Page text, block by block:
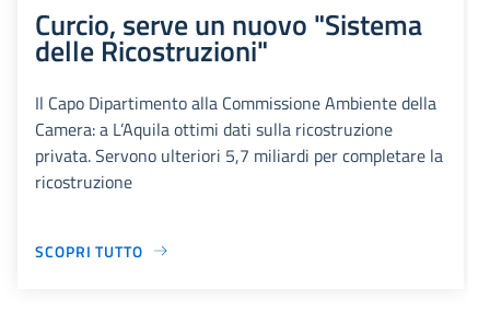
Curcio, serve un nuovo "Sistema
delle Ricostruzioni"
Il Capo Dipartimento alla Commissione Ambiente della
Camera: a L’Aquila ottimi dati sulla ricostruzione
privata. Servono ulteriori 5,7 miliardi per completare la
ricostruzione
SCOPRI TUTTO